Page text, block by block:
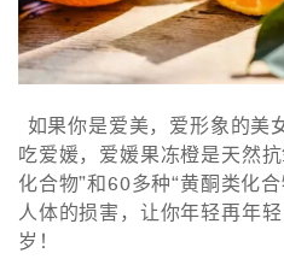
如果你是爱美，爱形象的美
吃爱媛，爱媛果冻橙是天然
化合物”和60多种“黄酮类化
人体的损害，让你年轻再年
岁！